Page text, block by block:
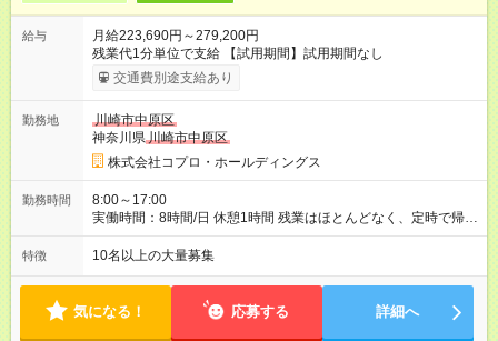
給与
月給223,690円～279,200円
残業代1分単位で支給 【試用期間】試用期間なし
交通費別途支給あり
勤務地
川崎市中原区
神奈川県川崎市中原区
株式会社コプロ・ホールディングス
勤務時間
8:00～17:00
実働時間：8時間/日 休憩1時間 残業はほとんどなく、定時で帰れ
る日が多い働き方です。 毎日の業務は進捗管理や事務が中心な
ので、 「今日やるべき仕事」が終われば、自然と区切りをつけ
方を大切にしています。
特徴 10名以上の大量募集
気になる！ 応募する 詳細へ